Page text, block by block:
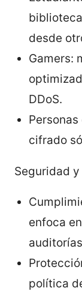
desde
Gamers:
DDoS.
cifrado
Seguridad
enfoca
política